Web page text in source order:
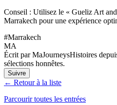
Conseil : Utilisez le « Gueliz Art
Marrakech pour une expérience
#Marrakech
MA
Écrit par MaJourneysHistoires
sélections honnêtes.
Suivre
← Retour à la liste
Parcourir toutes les entrées